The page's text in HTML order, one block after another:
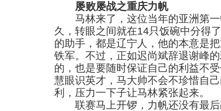
屡败屡战之重庆力帆
马林来了，这位当年的亚洲第一
久，转眼之间就在14只饭碗中分得
的助手，都是辽宁人，他的本意是
铁军。不过，正如迟尚斌辞退谢峰
的，也是要随时保证自己的利益不
慧眼识英才，马大帅不会不珍惜自
利，压力一下子让马林紧张起来。
联赛马上开锣，力帆还没有最后